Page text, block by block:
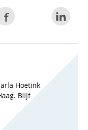
Hoetink
Blijf